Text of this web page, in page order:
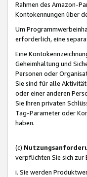
Rahmen des Amazon-
Kontokennungen über
Um
erforderlich, eine
Eine
Geheimhaltung und
Personen oder
Sie sind für alle
oder einer anderen
Sie Ihren privaten
Tag-Parameter oder
haben.
(c)
verpflichten Sie sich
i. Sie werden